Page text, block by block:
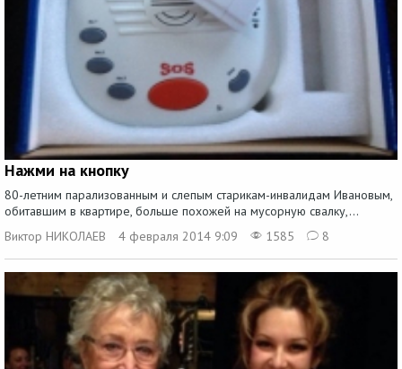
Нажми на кнопку
80-летним парализованным и слепым старикам-инвалидам Ивановым,
обитавшим в квартире, больше похожей на мусорную свалку,...
Виктор НИКОЛАЕВ
4 февраля 2014 9:09 1585 8